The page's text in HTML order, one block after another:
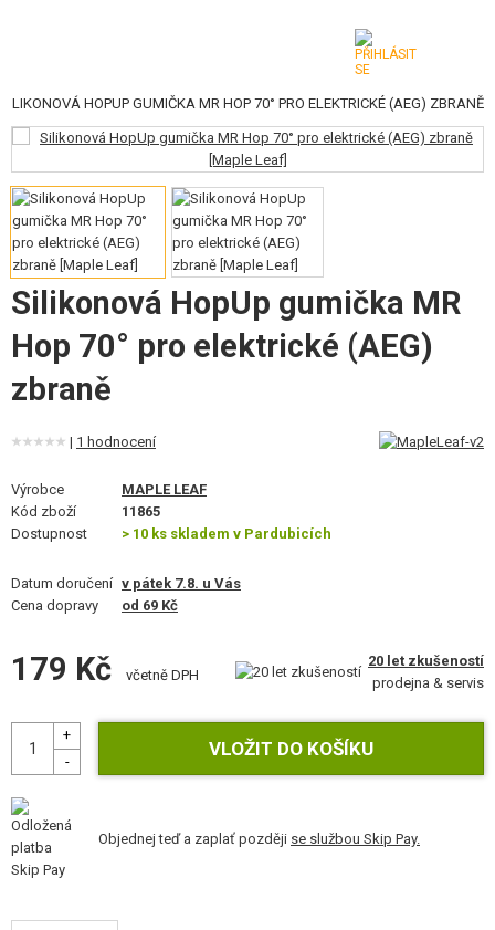
KATEGORIE
VZDUCHOVÉ ZBRANĚ, PRAKY
GRANÁTOMETY, GRANÁTY
KULIČKY, PLYN
AKUMULÁTORY, NABÍJEČKY
VÝSTROJ, UNIFORMY, POUZDRA
VYSÍLAČKY, HEADSETY, KAMERY
DOPLŇKY KE ZBRANÍM, POPRUHY
SERVIS A ÚDRŽBA ZBRANÍ
SEBEOBRANA, VÝCVIK, NOŽE
TERČE, STŘELNICE
SILIKONOVÁ HOPUP GUMIČKA MR HOP 70° PRO ELEKTRICKÉ (AEG) ZBRANĚ
Silikonová HopUp gumička MR
Hop 70° pro elektrické (AEG)
zbraně
| 1 hodnocení
Výrobce
MAPLE LEAF
Kód zboží
11865
Dostupnost
> 10 ks skladem v Pardubicích
Datum doručení v pátek 7.8. u Vás
Cena dopravy
od 69 Kč
179 Kč včetně DPH
20 let zkušeností
prodejna & servis
Objednej teď a zaplať později se službou Skip Pay.